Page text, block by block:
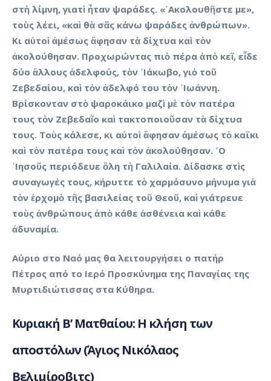
στὴ λίμνη, γιατὶ ἦταν ψαράδες. «᾿Ακολουθῆστε με»,
τοὺς λέει, «καὶ θὰ σᾶς κάνω ψαράδες ἀνθρώπων».
Κι αὐτοὶ ἀμέσως ἄφησαν τὰ δίχτυα καὶ τὸν
ἀκολούθησαν. Προχωρώντας πιὸ πέρα ἀπὸ κεῖ, εἶδε
δύο ἄλλους ἀδελφούς, τὸν ᾿Ιάκωβο, γιὸ τοῦ
Ζεβεδαίου, καὶ τὸν ἀδελφό του τὸν ᾿Ιωάννη.
Βρίσκονταν στὸ ψαροκάικο μαζὶ μὲ τὸν πατέρα
τους τὸν Ζεβεδαῖο καὶ τακτοποιοῦσαν τὰ δίχτυα
τους. Τοὺς κάλεσε, κι αὐτοὶ ἄφησαν ἀμέσως τὸ καΐκι
καὶ τὸν πατέρα τους καὶ τὸν ἀκολούθησαν. ῾Ο
᾿Ιησοῦς περιόδευε ὅλη τὴ Γαλιλαία. Δίδασκε στὶς
συναγωγές τους, κήρυττε τὸ χαρμόσυνο μήνυμα γιὰ
τὸν ἐρχομὸ τῆς βασιλείας τοῦ Θεοῦ, καὶ γιάτρευε
τοὺς ἀνθρώπους ἀπὸ κάθε ἀσθένεια καὶ κάθε
ἀδυναμία.
Αύριο στο Ναό μας θα λειτουργήσει ο πατήρ
Πέτρος από το Ιερό Προσκύνημα της Παναγίας της
Μυρτιδιώτισσας στα Κύθηρα.
Κυριακή Β’ Ματθαίου: Η κλήση των
αποστόλων (Άγιος Νικόλαος
Βελιμίροβιτς)